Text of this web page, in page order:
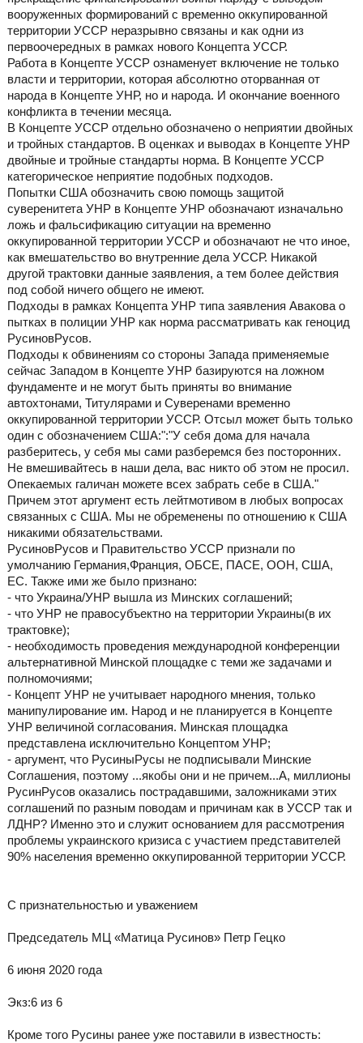
вооруженных формирований с временно оккупированной
территории УССР неразрывно связаны и как одни из
первоочередных в рамках нового Концепта УССР.
Работа в Концепте УССР ознаменует включение не только
власти и территории, которая абсолютно оторванная от
народа в Концепте УНР, но и народа. И окончание военного
конфликта в течении месяца.
В Концепте УССР отдельно обозначено о неприятии двойных
и тройных стандартов. В оценках и выводах в Концепте УНР
двойные и тройные стандарты норма. В Концепте УССР
категорическое неприятие подобных подходов.
Попытки США обозначить свою помощь защитой
суверенитета УНР в Концепте УНР обозначают изначально
ложь и фальсификацию ситуации на временно
оккупированной территории УССР и обозначают не что иное,
как вмешательство во внутренние дела УССР. Никакой
другой трактовки данные заявления, а тем более действия
под собой ничего общего не имеют.
Подходы в рамках Концепта УНР типа заявления Авакова о
пытках в полиции УНР как норма рассматривать как геноцид
РусиновРусов.
Подходы к обвинениям со стороны Запада применяемые
сейчас Западом в Концепте УНР базируются на ложном
фундаменте и не могут быть приняты во внимание
автохтонами, Титулярами и Суверенами временно
оккупированной территории УССР. Отсыл может быть только
один с обозначением США:":"У себя дома для начала
разберитесь, у себя мы сами разберемся без посторонних.
Не вмешивайтесь в наши дела, вас никто об этом не просил.
Опекаемых галичан можете всех забрать себе в США."
Причем этот аргумент есть лейтмотивом в любых вопросах
связанных с США. Мы не обременены по отношению к США
никакими обязательствами.
РусиновРусов и Правительство УССР признали по
умолчанию Германия,Франция, ОБСЕ, ПАСЕ, ООН, США,
ЕС. Также ими же было признано:
- что Украина/УНР вышла из Минских соглашений;
- что УНР не правосубъектно на территории Украины(в их
трактовке);
- необходимость проведения международной конференции
альтернативной Минской площадке с теми же задачами и
полномочиями;
- Концепт УНР не учитывает народного мнения, только
манипулирование им. Народ и не планируется в Концепте
УНР величиной согласования. Минская площадка
представлена исключительно Концептом УНР;
- аргумент, что РусиныРусы не подписывали Минские
Соглашения, поэтому ...якобы они и не причем...А, миллионы
РусинРусов оказались пострадавшими, заложниками этих
соглашений по разным поводам и причинам как в УССР так и
ЛДНР? Именно это и служит основанием для рассмотрения
проблемы украинского кризиса с участием представителей
90% населения временно оккупированной территории УССР.
С признательностью и уважением
Председатель МЦ «Матица Русинов» Петр Гецко
6 июня 2020 года
Экз:6 из 6
Кроме того Русины ранее уже поставили в известность: